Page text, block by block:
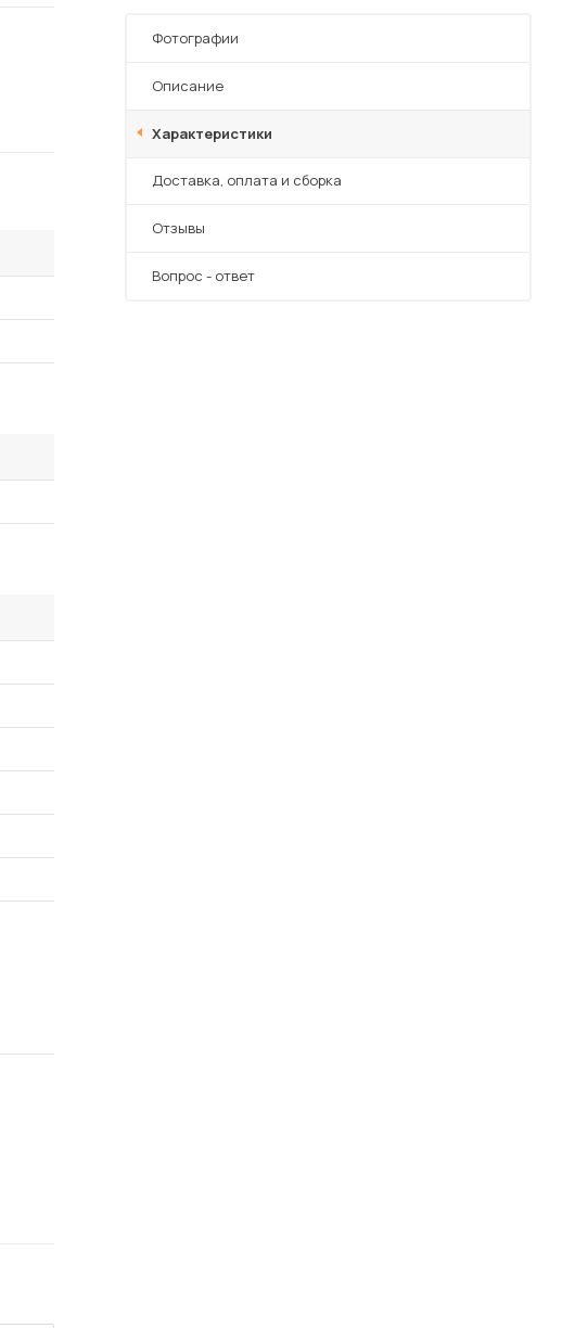
Фотографии
Описание
Характеристики
Преимущества
Доставка, оплата и сборка
Отзывы
Вопрос - ответ